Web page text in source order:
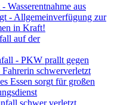
Wasserentnahme aus
- Allgemeinverfügung zur
in Kraft!
auf der
- PKW prallt gegen
schwerverletzt
Essen sorgt für großen
schwer verletzt